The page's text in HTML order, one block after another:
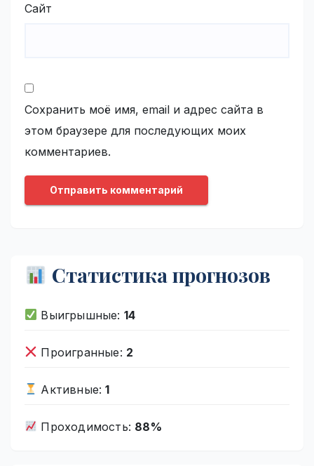
Сайт
Сохранить моё имя, email и адрес сайта в
этом браузере для последующих моих
комментариев.
Статистика прогнозов
Выигрышные: 14
Проигранные: 2
Активные:1
Проходимость: 88%